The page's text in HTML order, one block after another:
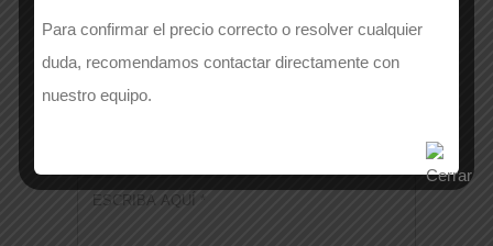
Para confirmar el precio correcto o resolver cualquier
duda, recomendamos contactar directamente con
nuestro equipo.